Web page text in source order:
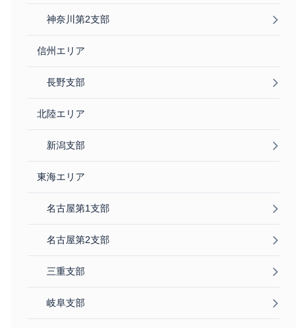
神奈川第2支部
信州エリア
長野支部
北陸エリア
新潟支部
東海エリア
名古屋第1支部
名古屋第2支部
三重支部
岐阜支部